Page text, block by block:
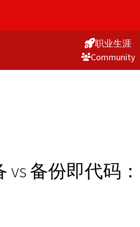
职业生涯
Commu­nity
vs 备份即代码